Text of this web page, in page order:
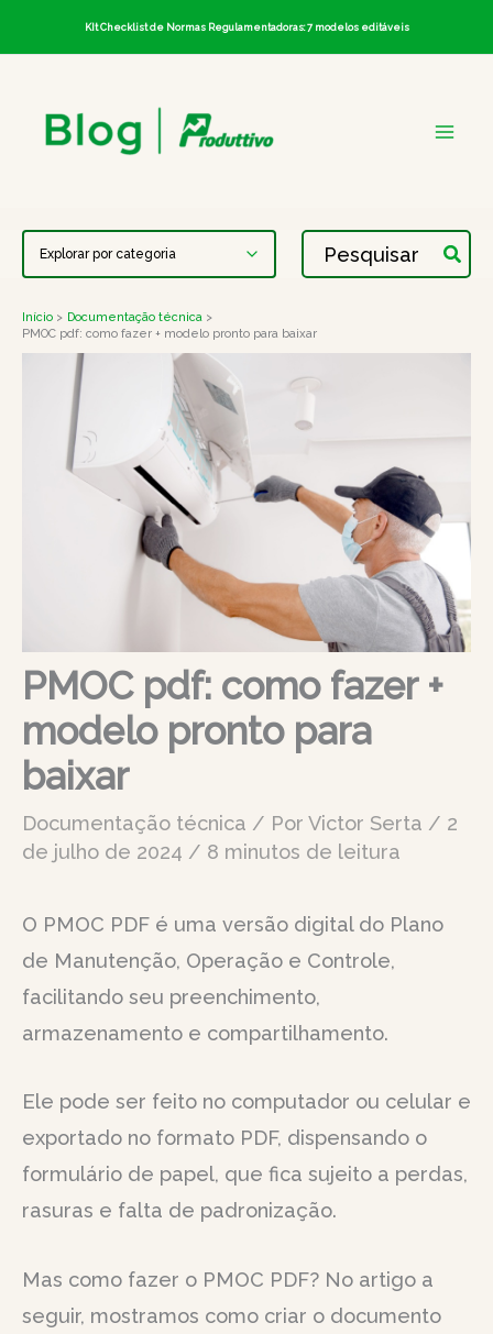
para
conteúdo
KIt Checklist de Normas Regulamentadoras: 7 modelos editáveis
Procurar:
Início
Documentação técnica
PMOC pdf: como fazer + modelo pronto para baixar
PMOC pdf: como fazer +
modelo pronto para
baixar
Documentação técnica / Por Victor Serta / 2
de julho de 2024 / 8 minutos de leitura
O PMOC PDF é uma versão digital do Plano
de Manutenção, Operação e Controle,
facilitando seu preenchimento,
armazenamento e compartilhamento.
Ele pode ser feito no computador ou celular e
exportado no formato PDF, dispensando o
formulário de papel, que fica sujeito a perdas,
rasuras e falta de padronização.
Mas como fazer o PMOC PDF? No artigo a
seguir, mostramos como criar o documento